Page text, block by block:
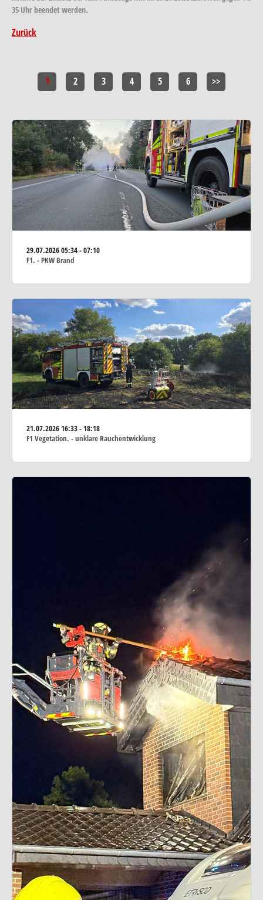
35 Uhr beendet werden.
Zurück
1 2 3 4 5 6 >>
29.07.202605:34 - 07:10
F1. - PKW Brand
21.07.202616:33 - 18:18
F1 Vegetation. - unklare Rauchentwicklung